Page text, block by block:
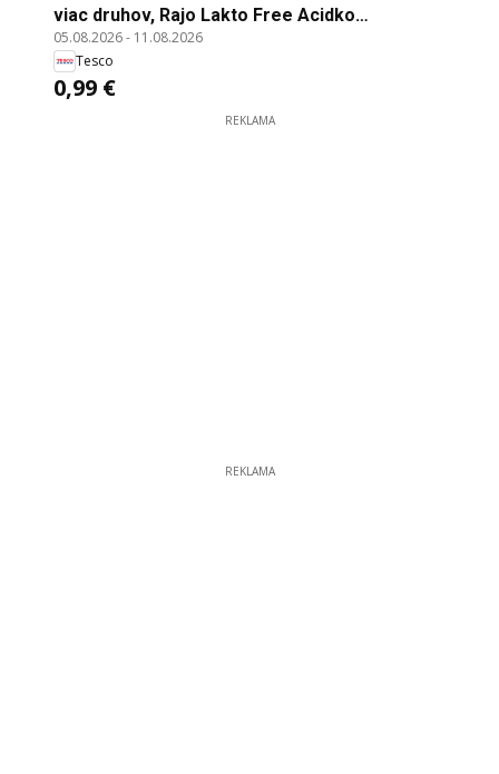
viac druhov, Rajo Lakto Free Acidko
kyslomliečny nápoj viac druhov, 450 g
05.08.2026- 11.08.2026
Tesco
0,99 €
REKLAMA
REKLAMA